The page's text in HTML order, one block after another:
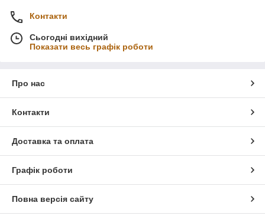
Контакти
Сьогодні вихідний
Показати весь графік роботи
Про нас
Контакти
Доставка та оплата
Графік роботи
Повна версія сайту